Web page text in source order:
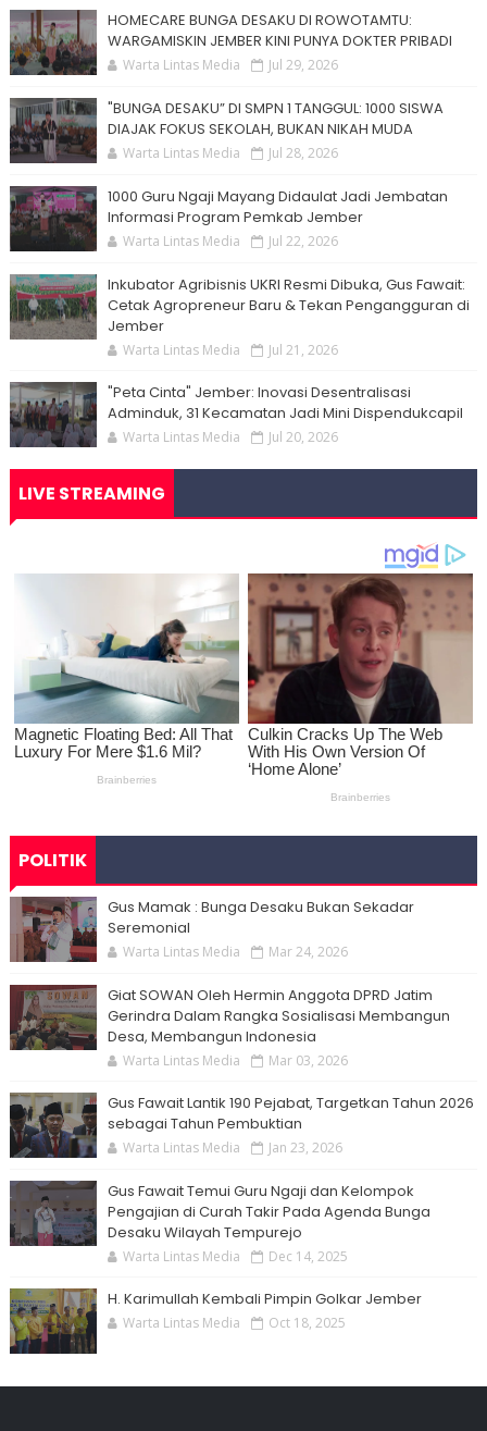
HOMECARE BUNGA DESAKU DI ROWOTAMTU:
WARGAMISKIN JEMBER KINI PUNYA DOKTER PRIBADI
Warta Lintas Media Jul 29, 2026
"BUNGA DESAKU” DI SMPN 1 TANGGUL: 1000 SISWA
DIAJAK FOKUS SEKOLAH, BUKAN NIKAH MUDA
Warta Lintas Media Jul 28, 2026
1000 Guru Ngaji Mayang Didaulat Jadi Jembatan
Informasi Program Pemkab Jember
Warta Lintas Media Jul 22, 2026
Inkubator Agribisnis UKRI Resmi Dibuka, Gus Fawait:
Cetak Agropreneur Baru & Tekan Pengangguran di
Jember
Warta Lintas Media Jul 21, 2026
"Peta Cinta" Jember: Inovasi Desentralisasi
Adminduk, 31 Kecamatan Jadi Mini Dispendukcapil
Warta Lintas Media Jul 20, 2026
LIVE STREAMING
POLITIK
Gus Mamak : Bunga Desaku Bukan Sekadar
Seremonial
Warta Lintas Media Mar 24, 2026
Giat SOWAN Oleh Hermin Anggota DPRD Jatim
Gerindra Dalam Rangka Sosialisasi Membangun
Desa, Membangun Indonesia
Warta Lintas Media Mar 03, 2026
Gus Fawait Lantik 190 Pejabat, Targetkan Tahun 2026
sebagai Tahun Pembuktian
Warta Lintas Media Jan 23, 2026
Gus Fawait Temui Guru Ngaji dan Kelompok
Pengajian di Curah Takir Pada Agenda Bunga
Desaku Wilayah Tempurejo
Warta Lintas Media Dec 14, 2025
H. Karimullah Kembali Pimpin Golkar Jember
Warta Lintas Media Oct 18, 2025